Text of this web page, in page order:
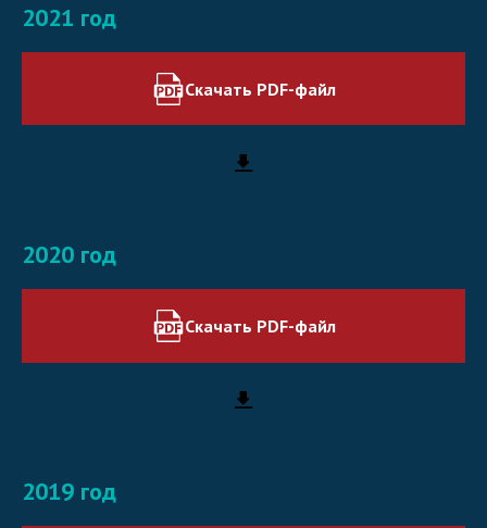
2021 год
Скачать PDF-файл
2020 год
Скачать PDF-файл
2019 год